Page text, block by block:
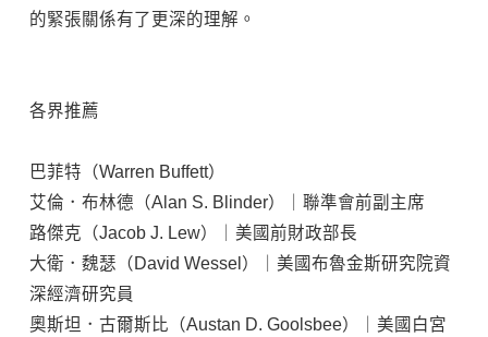
的緊張關係有了更深的理解。
各界推薦
巴菲特（Warren Buffett）
艾倫．布林德（Alan S. Blinder）｜聯準會前副主席
路傑克（Jacob J. Lew）｜美國前財政部長
大衛．魏瑟（David Wessel）｜美國布魯金斯研究院資
深經濟研究員
奧斯坦．古爾斯比（Austan D. Goolsbee）｜美國白宮